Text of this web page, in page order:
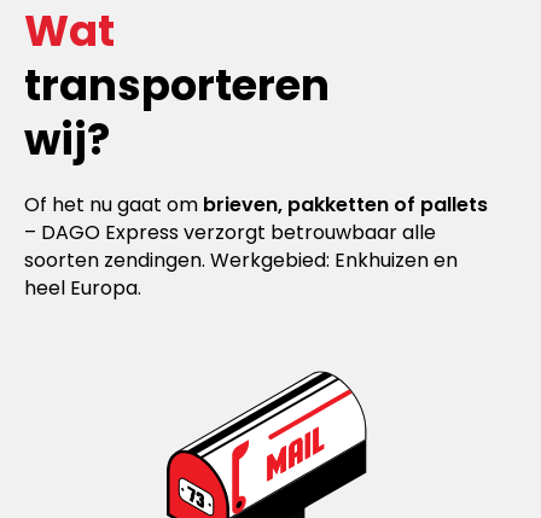
Wat
transporteren
wij?
Of het nu gaat om brieven, pakketten of pallets
– DAGO Express verzorgt betrouwbaar alle
soorten zendingen. Werkgebied: Enkhuizen en
heel Europa.